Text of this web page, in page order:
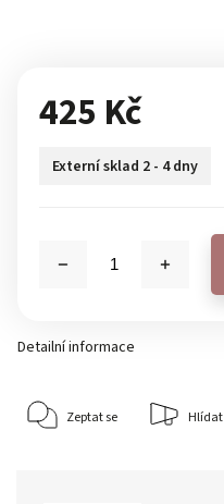
425 Kč
Externí sklad 2 - 4 dny
Detailní informace
Zeptat se Hlídat